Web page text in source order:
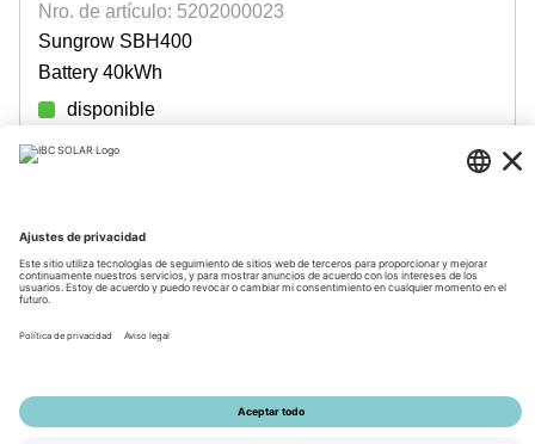
Nro. de artículo: 5202000023
Sungrow SBH400
Battery 40kWh
disponible
Login para precios
Información de privacidad